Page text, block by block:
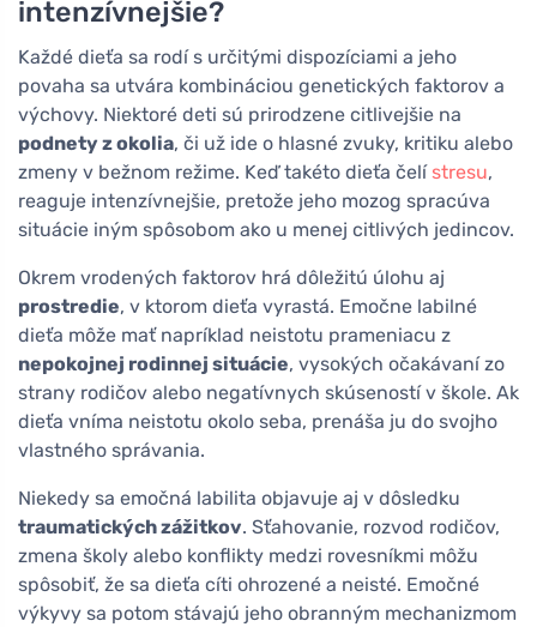
intenzívnejšie?
Každé dieťa sa rodí s určitými dispozíciami a jeho
povaha sa utvára kombináciou genetických faktorov a
výchovy. Niektoré deti sú prirodzene citlivejšie na
podnety z okolia, či už ide o hlasné zvuky, kritiku alebo
zmeny v bežnom režime. Keď takéto dieťa čelístresu,
reaguje intenzívnejšie, pretože jeho mozog spracúva
situácie iným spôsobom ako u menej citlivých jedincov.
Okrem vrodených faktorov hrá dôležitú úlohu aj
prostredie, v ktorom dieťa vyrastá. Emočne labilné
dieťa môže mať napríklad neistotu prameniacu z
nepokojnej rodinnej situácie, vysokých očakávaní zo
strany rodičov alebo negatívnych skúseností v škole. Ak
dieťa vníma neistotu okolo seba, prenáša ju do svojho
vlastného správania.
Niekedy sa emočná labilita objavuje aj v dôsledku
traumatických zážitkov. Sťahovanie, rozvod rodičov,
zmena školy alebo konflikty medzi rovesníkmi môžu
spôsobiť, že sa dieťa cíti ohrozené a neisté. Emočné
výkyvy sa potom stávajú jeho obranným mechanizmom